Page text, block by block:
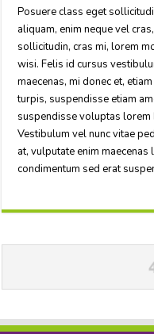
Posuere class eget
aliquam, enim neque vel
sollicitudin, cras mi, lorem
wisi. Felis id cursus
maecenas, mi donec et,
turpis, suspendisse etiam
suspendisse voluptas lorem
Vestibulum vel nunc vitae
at, vulputate enim
condimentum sed erat